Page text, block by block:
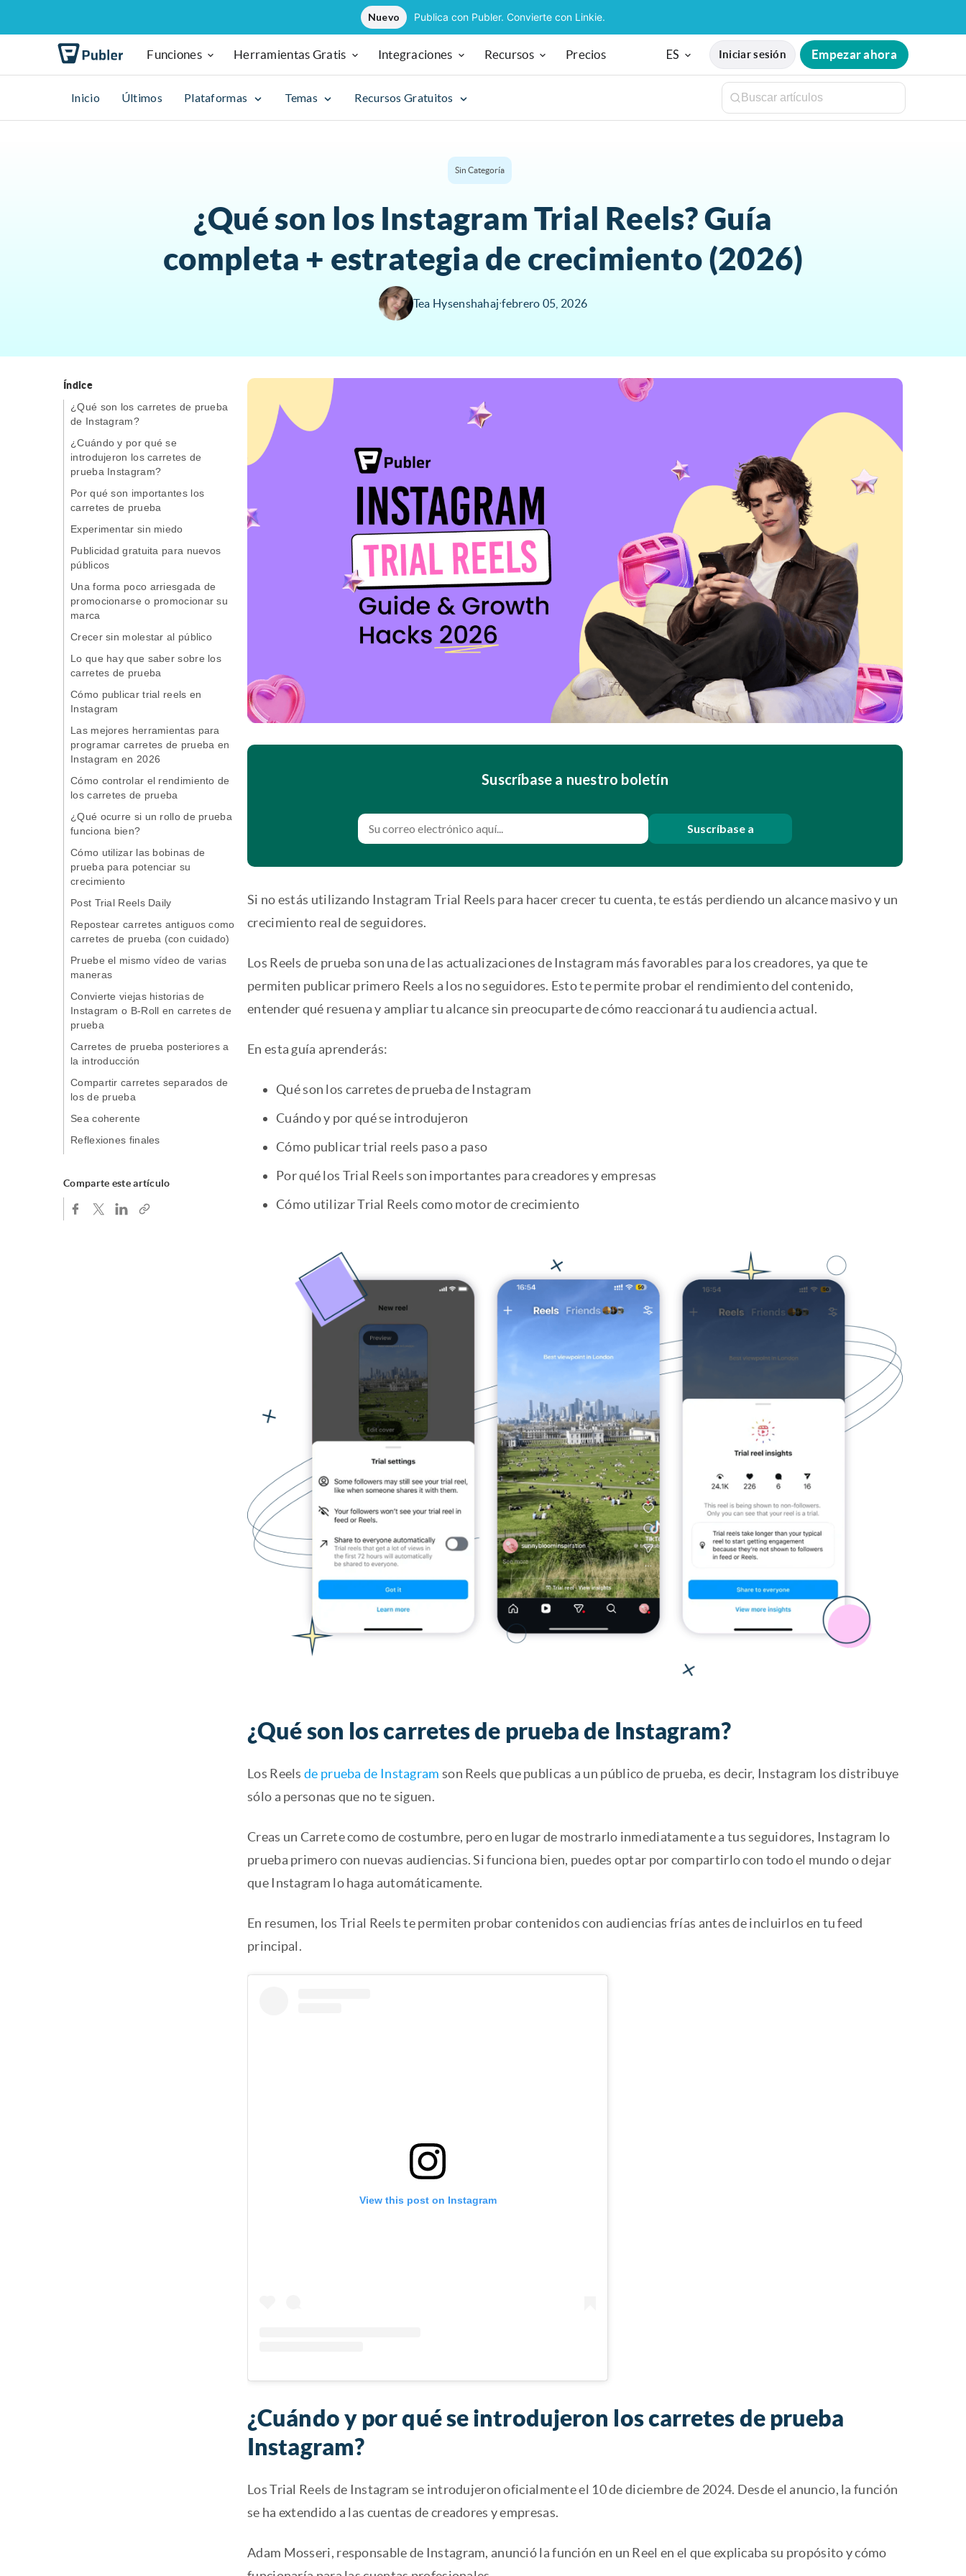
Nuevo Publica con Publer. Convierte con Linkie.
Funciones Herramientas Gratis Integraciones Recursos Precios ES Iniciar sesión Empezar ahora
Inicio Últimos Plataformas Temas Recursos Gratuitos
Sin Categoría
¿Qué son los Instagram Trial Reels? Guía
completa + estrategia de crecimiento (2026)
Tea Hysenshahaj∙febrero 05, 2026
Índice
¿Qué son los carretes de prueba
de Instagram?
¿Cuándo y por qué se
introdujeron los carretes de
prueba Instagram?
Por qué son importantes los
carretes de prueba
Experimentar sin miedo
Publicidad gratuita para nuevos
públicos
Una forma poco arriesgada de
promocionarse o promocionar su
marca
Crecer sin molestar al público
Lo que hay que saber sobre los
carretes de prueba
Cómo publicar trial reels en
Instagram
Las mejores herramientas para
programar carretes de prueba en
Instagram en 2026
Cómo controlar el rendimiento de
los carretes de prueba
¿Qué ocurre si un rollo de prueba
funciona bien?
Cómo utilizar las bobinas de
prueba para potenciar su
crecimiento
Post Trial Reels Daily
Repostear carretes antiguos como
carretes de prueba (con cuidado)
Pruebe el mismo vídeo de varias
maneras
Convierte viejas historias de
Instagram o B-Roll en carretes de
prueba
Carretes de prueba posteriores a
la introducción
Compartir carretes separados de
los de prueba
Sea coherente
Reflexiones finales
Comparte este artículo
Suscríbase a nuestro boletín
Suscríbase a
Si no estás utilizando Instagram Trial Reels para hacer crecer tu cuenta, te estás perdiendo un alcance masivo y un
crecimiento real de seguidores.
Los Reels de prueba son una de las actualizaciones de Instagram más favorables para los creadores, ya que te
permiten publicar primero Reels a los no seguidores. Esto te permite probar el rendimiento del contenido,
entender qué resuena y ampliar tu alcance sin preocuparte de cómo reaccionará tu audiencia actual.
En esta guía aprenderás:
Qué son los carretes de prueba de Instagram
Cuándo y por qué se introdujeron
Cómo publicar trial reels paso a paso
Por qué los Trial Reels son importantes para creadores y empresas
Cómo utilizar Trial Reels como motor de crecimiento
¿Qué son los carretes de prueba de Instagram?
Los Reelsde prueba de Instagram son Reels que publicas a un público de prueba, es decir, Instagram los distribuye
sólo a personas que no te siguen.
Creas un Carrete como de costumbre, pero en lugar de mostrarlo inmediatamente a tus seguidores, Instagram lo
prueba primero con nuevas audiencias. Si funciona bien, puedes optar por compartirlo con todo el mundo o dejar
que Instagram lo haga automáticamente.
En resumen, los Trial Reels te permiten probar contenidos con audiencias frías antes de incluirlos en tu feed
principal.
View this post on Instagram
¿Cuándo y por qué se introdujeron los carretes de prueba
Instagram?
Los Trial Reels de Instagram se introdujeron oficialmente el 10 de diciembre de 2024. Desde el anuncio, la función
se ha extendido a las cuentas de creadores y empresas.
Adam Mosseri, responsable de Instagram, anunció la función en un Reel en el que explicaba su propósito y cómo